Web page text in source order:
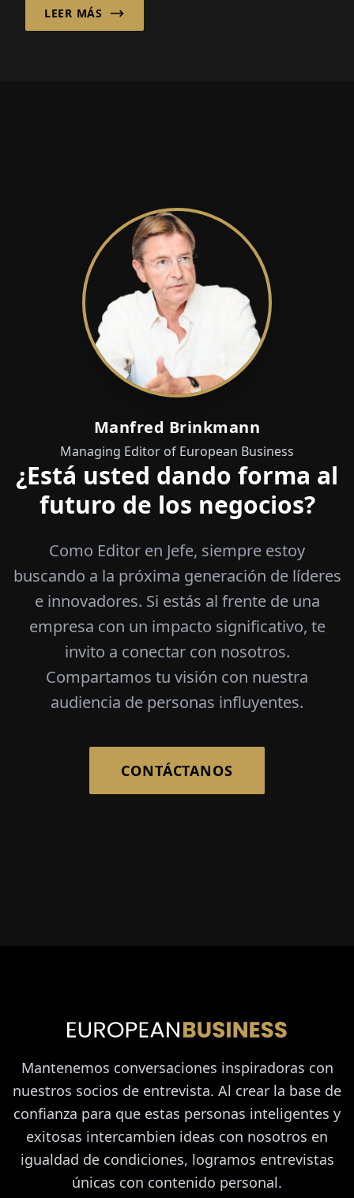
LEER MÁS
Manfred Brinkmann
Managing Editor of European Business
¿Está usted dando forma al
futuro de los negocios?
Como Editor en Jefe, siempre estoy
buscando a la próxima generación de líderes
e innovadores. Si estás al frente de una
empresa con un impacto significativo, te
invito a conectar con nosotros.
Compartamos tu visión con nuestra
audiencia de personas influyentes.
CONTÁCTANOS
Mantenemos conversaciones inspiradoras con
nuestros socios de entrevista. Al crear la base de
confianza para que estas personas inteligentes y
exitosas intercambien ideas con nosotros en
igualdad de condiciones, logramos entrevistas
únicas con contenido personal.